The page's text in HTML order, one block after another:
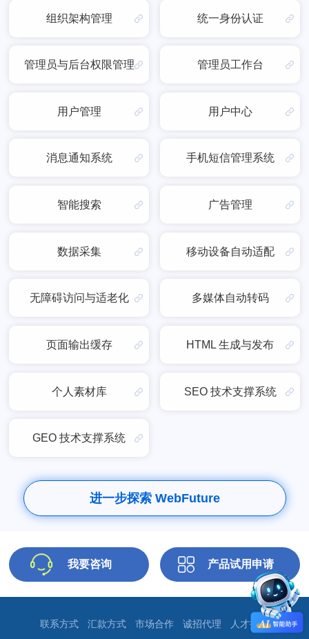
组织架构管理 统一身份认证
管理员与后台权限管理 管理员工作台
用户管理 用户中心
消息通知系统 手机短信管理系统
智能搜索 广告管理
数据采集 移动设备自动适配
无障碍访问与适老化 多媒体自动转码
页面输出缓存 HTML 生成与发布
个人素材库 SEO 技术支撑系统
GEO 技术支撑系统
进一步探索 WebFuture
我要咨询 产品试用申请
联系方式 汇款方式 市场合作 诚招代理 人才招聘